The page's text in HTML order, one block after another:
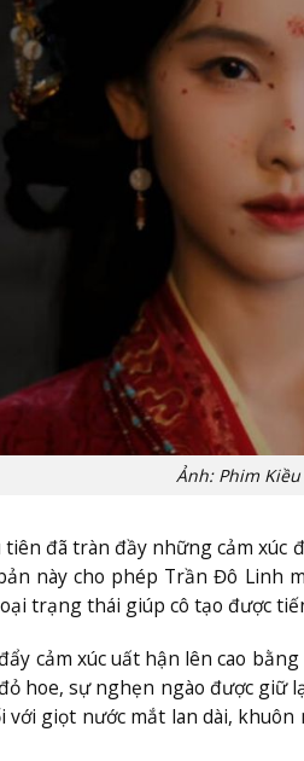
Ảnh: Phim Kiều
tiên đã tràn đầy những cảm xúc
này cho phép Trần Đô Linh
trạng thái giúp cô tạo được
cảm xúc uất hận lên cao
hoe, sự nghẹn ngào được
giọt nước mắt lan dài,